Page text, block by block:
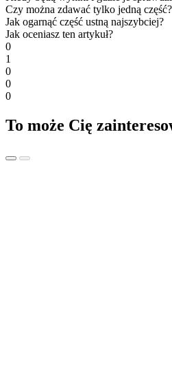
Czy można zdawać tylko jedną część?
Jak ogarnąć część ustną najszybciej?
Jak oceniasz ten artykuł?
0
1
0
0
0
To może Cię